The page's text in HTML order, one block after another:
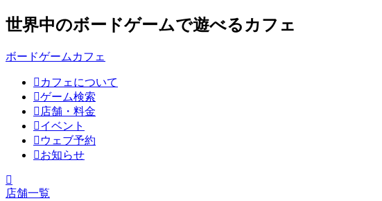
世界中のボードゲームで遊べるカフェ
ボードゲームカフェ
カフェについて
ゲーム検索
店舗・料金
イベント
ウェブ予約
お知らせ
店舗一覧